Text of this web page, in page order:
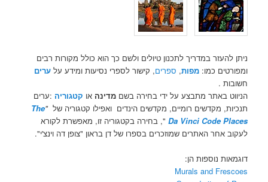
ניתן להעזר במדריך לתכנון טיולים ולשם כך הוא כולל מקורות רבים
ומפורטים כמו:מפות, ספרים, קישור לספרי נסיעות ומידע עלערים
חשובות .
הניווט באתר מתבצע על ידי בחירה בשםמדינה או קטגוריה :ערים
תנכיות, מקדשים רומיים, מקדשים הינדים ואפילו קטגוריה של "
The
Da Vinci Code Places ", בחירה בקטגוריה זו, מאפשרת לקורא
לעקוב אחר האתרים שמוזכרים בספרו של דן בראון "צופן דה וינצ'י".
דוגמאות נוספות הן:
Murals and Frescoes